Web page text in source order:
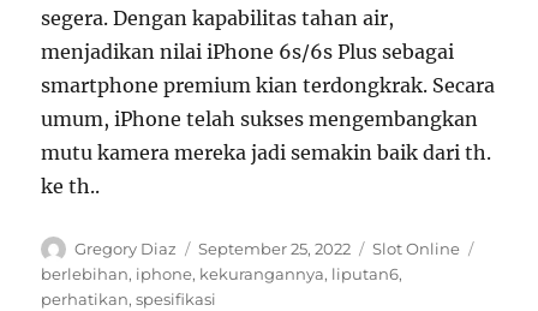
segera. Dengan kapabilitas tahan air,
menjadikan nilai iPhone 6s/6s Plus sebagai
smartphone premium kian terdongkrak. Secara
umum, iPhone telah sukses mengembangkan
mutu kamera mereka jadi semakin baik dari th.
ke th..
Author
Gregory Diaz
Posted
on
September 25, 2022 Categories
Slot Online
berlebihan, iphone, kekurangannya, liputan6,
perhatikan,spesifikasi